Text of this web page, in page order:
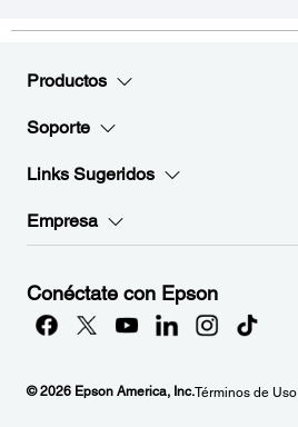
Productos
Soporte
Links Sugeridos
Empresa
Conéctate con Epson
© 2026 Epson America, Inc.Términos de Uso